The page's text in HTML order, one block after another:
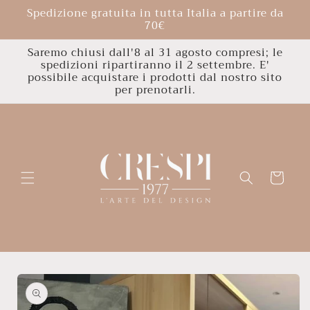
direttamente
Spedizione gratuita in tutta Italia a partire da
70€
Saremo chiusi dall'8 al 31 agosto compresi; le
spedizioni ripartiranno il 2 settembre. E'
possibile acquistare i prodotti dal nostro sito
per prenotarli.
Carrello
informazioni
sul
prodotto